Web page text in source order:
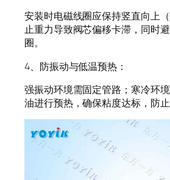
安装时电磁线圈应保持竖直向上
止重力导致阀芯偏移卡滞，同时
圈。
4、防振动与低温预热：
强振动环境需固定管路；寒冷环
油进行预热，确保粘度达标，防止